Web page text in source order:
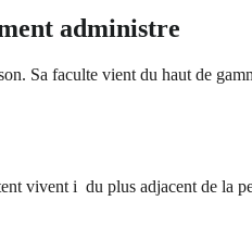
administre
Sa faculte vient du haut de
vivent i du plus adjacent de la